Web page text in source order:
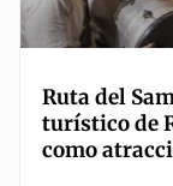
Ruta del
turístico de
como